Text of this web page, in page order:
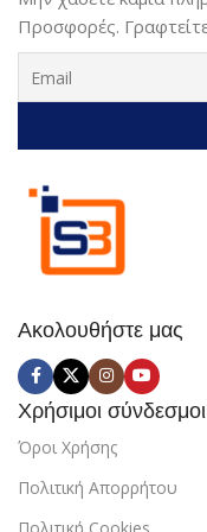
Ακολουθήστε μας
Χρήσιμοι σύνδεσμοι
Όροι Χρήσης
Πολιτική Απορρήτου
Πολιτική Cookies
Προσφορές.